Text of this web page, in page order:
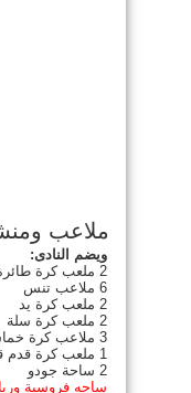
ملاعب
ويضم النادى:
2 ملعب كرة طائرة
6 ملاعب تنس
2 ملعب كرة يد
2 ملعب كرة سلة
3 ملاعب كرة خماسية
1 ملعب كرة قدم قانوني
2 ساحة جودو
ساحه فروسية ورياضة ركوب